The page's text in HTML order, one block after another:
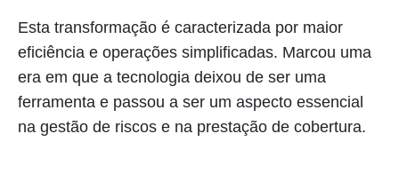
Esta transformação é caracterizada por maior
eficiência e operações simplificadas. Marcou uma
era em que a tecnologia deixou de ser uma
ferramenta e passou a ser um aspecto essencial
na gestão de riscos e na prestação de cobertura.